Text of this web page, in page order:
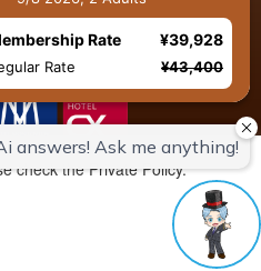
Rate ¥39,928
Rate ¥43,400
check thePrivate Policy.